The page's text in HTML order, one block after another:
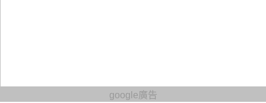
google廣告